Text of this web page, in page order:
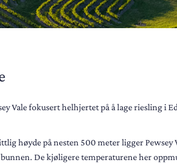
Vale fokusert helhjertet på å lage riesling i
høyde på nesten 500 meter ligger Pewsey
bunnen. De kjøligere temperaturene her